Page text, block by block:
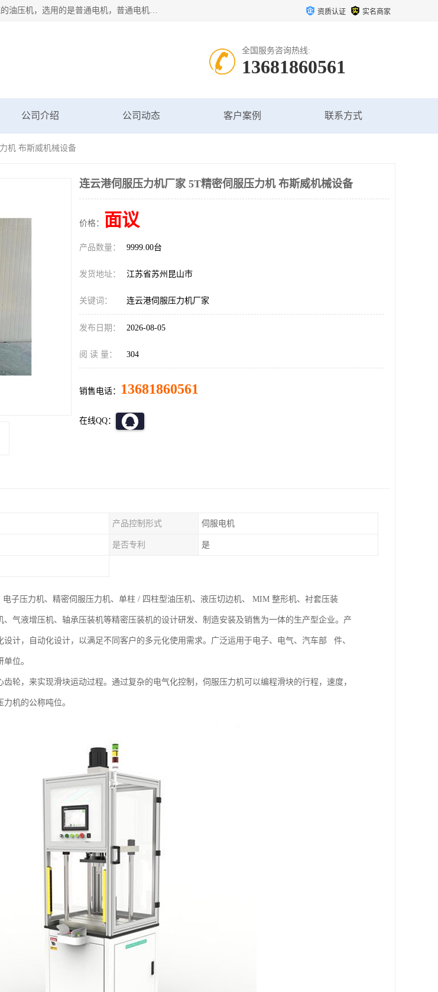
苏州布斯威机械设备有限公司主要经营：伺服油压机也是一款液压机；简单来说，传统的油压机，选用的是普通电机，普通电机容易发热，容易烧坏。伺服油压机采用先进的伺服电机，一般选用汇川 、日本大金、台达等品牌。伺服电机配套伺服泵还有伺服驱动器等部件，这样机器的电机过热，能耗的控制、机器工作的噪音都得到了完美的解决。 资质认证 实名商家
全国服务咨询热线:
13681860561
公司介绍 公司动态 客户案例 联系方式
机 布斯威机械设备
连云港伺服压力机厂家 5T精密伺服压力机 布斯威机械设备
价格： 面议
产品数量： 9999.00台
发货地址： 江苏省苏州昆山市
关键词： 连云港伺服压力机厂家
发布日期： 2026-08-05
阅 读 量： 304
销售电话： 13681860561
在线QQ：
产品控制形式 伺服电机
是否专利 是
子压力机、精密伺服压力机、单柱 / 四柱型油压机、液压切边机、 MIM 整形机、衬套压装
气液增压机、轴承压装机等精密压装机的设计研发、制造安装及销售为一体的生产型企业。产
计，自动化设计，以满足不同客户的多元化使用需求。广泛运用于电子、电气、汽车部 件、
位。
轮，来实现滑块运动过程。通过复杂的电气化控制，伺服压力机可以编程滑块的行程，速度，
机的公称吨位。